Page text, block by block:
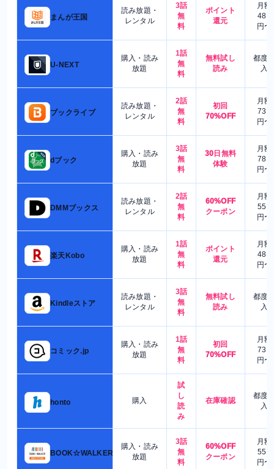
まんが王国
読み放題・
レンタル
3話
無
料
ポイント
還元
月額
480
円〜
U-NEXT
購入・読み
放題
1話
無
料
無料試し
読み
都度
入
ブックライブ
読み放題・
レンタル
2話
無
料
初回
70%OFF
月額
730
円〜
dブック
購入・読み
放題
3話
無
料
30日無料
体験
月額
780
円〜
DMMブックス
読み放題・
レンタル
2話
無
料
60%OFF
クーポン
月額
550
円〜
楽天Kobo
購入・読み
放題
1話
無
料
ポイント
還元
月額
480
円〜
Kindleストア
読み放題・
レンタル
3話
無
料
無料試し
読み
都度
入
コミック.jp
購入・読み
放題
1話
無
料
初回
70%OFF
月額
730
円〜
honto 購入
試
し
読
み
在庫確認
都度
入
BOOK☆WALKER
購入・読み
放題
3話
無
料
60%OFF
クーポン
月額
550
円〜